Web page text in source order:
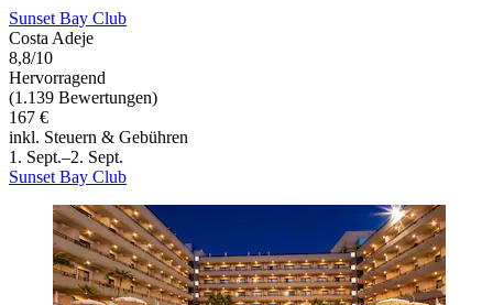
Sunset Bay Club
Costa Adeje
8,8/10
Hervorragend
(1.139 Bewertungen)
167 €
inkl. Steuern & Gebühren
1. Sept.–2. Sept.
Sunset Bay Club